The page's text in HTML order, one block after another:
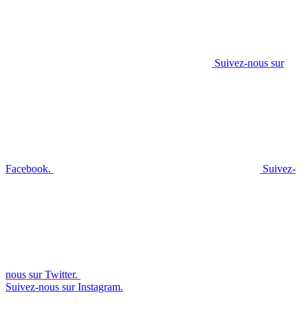
Suivez-nous sur
Facebook. Suivez-
nous sur Twitter.
Suivez-nous sur Instagram.